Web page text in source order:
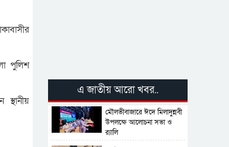
পুলিশ
এ জাতীয় আরো খবর..
মৌলভীবাজারে ঈদে মিলাদুন্নবী
উপলক্ষে আলোচনা সভা ও
র‍্যালি